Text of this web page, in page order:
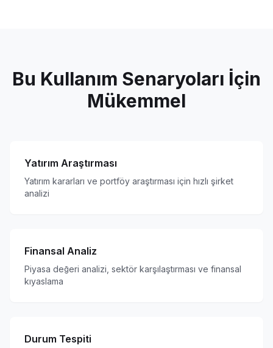
Bu Kullanım Senaryoları İçin
Mükemmel
Yatırım Araştırması
Yatırım kararları ve portföy araştırması için hızlı şirket
analizi
Finansal Analiz
Piyasa değeri analizi, sektör karşılaştırması ve finansal
kıyaslama
Durum Tespiti